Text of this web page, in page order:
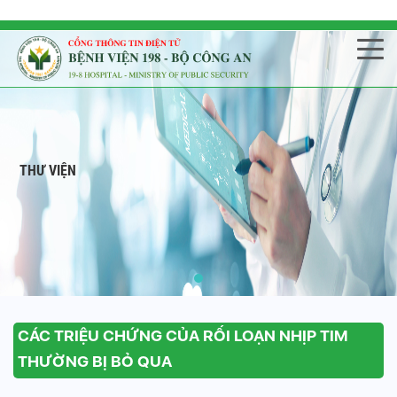
THƯ VIỆN
CÁC TRIỆU CHỨNG CỦA RỐI LOẠN NHỊP TIM
THƯỜNG BỊ BỎ QUA